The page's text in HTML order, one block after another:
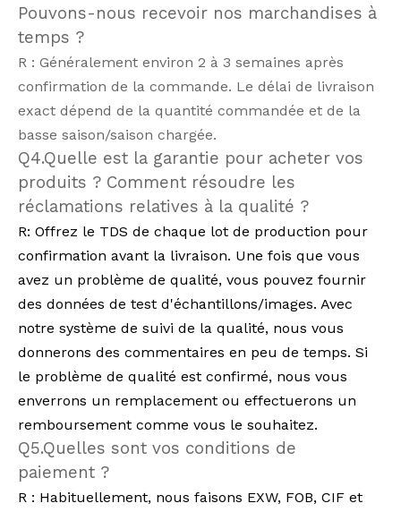
Pouvons-nous recevoir nos marchandises à
temps ?
R : Généralement environ 2 à 3 semaines après
confirmation de la commande. Le délai de livraison
exact dépend de la quantité commandée et de la
basse saison/saison chargée.
Q4.Quelle est la garantie pour acheter vos
produits ? Comment résoudre les
réclamations relatives à la qualité ?
R: Offrez le TDS de chaque lot de production pour
confirmation avant la livraison. Une fois que vous
avez un problème de qualité, vous pouvez fournir
des données de test d'échantillons/images. Avec
notre système de suivi de la qualité, nous vous
donnerons des commentaires en peu de temps. Si
le problème de qualité est confirmé, nous vous
enverrons un remplacement ou effectuerons un
remboursement comme vous le souhaitez.
Q5.Quelles sont vos conditions de
paiement ?
R : Habituellement, nous faisons EXW, FOB, CIF et